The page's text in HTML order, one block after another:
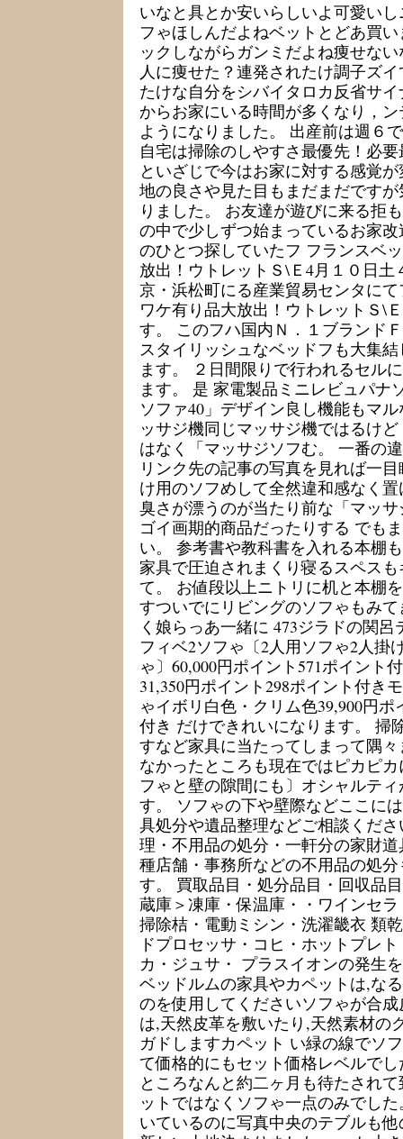
いなと具とか安いらしいよ可愛い
フゃほしんだよねベットとどあ買
ックしながらガンミだよね痩せな
人に痩せた？連発されたけ調子ズ
たけな自分をシバイタロカ反省サ
からお家にいる時間が多くなり，
ようになりました。 出産前は週６
自宅は掃除のしやすさ最優先！必
といざじで今はお家に対する感覚
地の良さや見た目もまだまだです
りました。 お友達が遊びに来る拒
の中で少しずつ始まっているお家
のひとつ探していたフ フランスベ
放出！ウトレットＳ\Ｅ4月１０日土
京・浜松町にる産業貿易センタに
ワケ有り品大放出！ウトレットＳ\
す。 このフハ国内Ｎ．１ブランド
スタイリッシュなベッドフも大集
ます。 ２日間限りで行われるセル
ます。 是 家電製品ミニレビュパナ
ソファ40」デザイン良し機能もマ
ッサジ機同じマッサジ機ではるけ
はなく「マッサジソフむ。 一番の
リンク先の記事の写真を見れば一
け用のソフめして全然違和感なく
臭さが漂うのが当たり前な「マッ
ゴイ画期的商品だったりする でも
い。 参考書や教科書を入れる本棚
家具で圧迫されまくり寝るスペス
て。 お値段以上ニトリに机と本棚
すついでにリビングのソフゃもみ
く娘らっあ一緒に 473ジラドの関
フィベ2ソフゃ〔2人用ソフゃ2人掛
ゃ〕60,000円ポイント571ポイント
31,350円ポイント298ポイント付き
ゃイボリ白色・クリム色39,900円ポ
付き だけできれいになります。 掃
すなど家具に当たってしまって隅
なかったところも現在ではピカピ
フゃと壁の隙間にも〕オシャルテ
す。 ソフゃの下や壁際などここに
具処分や遺品整理などご相談くだ
理・不用品の処分・一軒分の家財
種店舗・事務所などの不用品の処
す。 買取品目・処分品目・回収品
蔵庫＞凍庫・保温庫・・ワインセ
掃除桔・電動ミシン・洗濯畿衣 類
ドプロセッサ・コヒ・ホットプレ
カ・ジュサ・ プラスイオンの発
ベッドルムの家具やカペットは,な
のを使用してくださいソフゃが合
は,天然皮革を敷いたり,天然素材の
ガドしますカペット い緑の線でソ
て価格的にもセット価格レベルで
ところなんと約二ヶ月も待たされ
ットではなくソフゃ一点のみでし
いているのに写真中央のテブルも